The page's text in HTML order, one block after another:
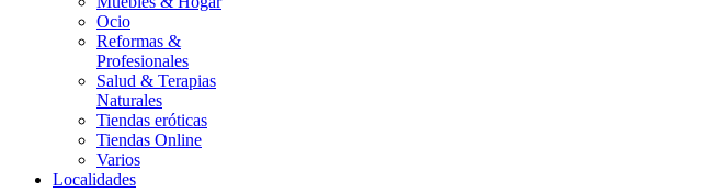
Ocio
Reformas &
Profesionales
Salud & Terapias
Naturales
Tiendas eróticas
Tiendas Online
Varios
Localidades